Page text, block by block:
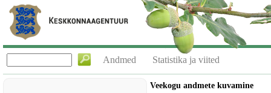
Andmed Statistika ja viited
Veekogu andmete kuvamine